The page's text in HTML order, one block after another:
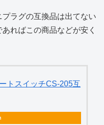
ラグの互換品は出てない
ればこの商品などが安く
トスイッチCS-205互